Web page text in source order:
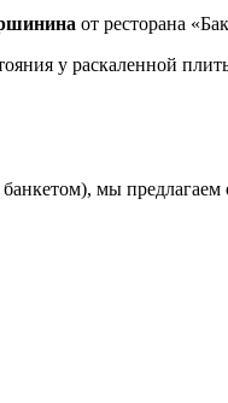
от ресторана
у раскаленной
мы предлагаем